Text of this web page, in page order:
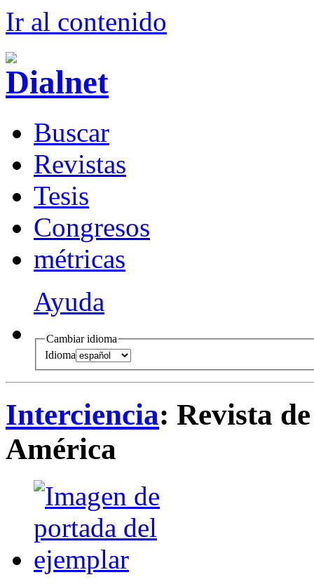
Ir al contenido
Buscar
Revistas
Tesis
Congresos
métricas
Ayuda
Cambiar idioma
Idioma
Interciencia: Revista
América